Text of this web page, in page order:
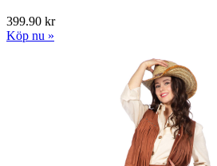
399.90 kr
Köp nu »